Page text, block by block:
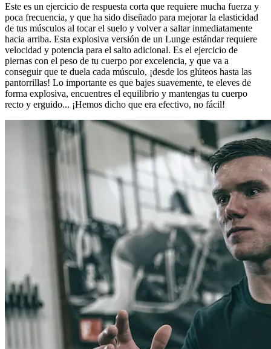
Este es un ejercicio de respuesta corta que requiere mucha fuerza y
poca frecuencia, y que ha sido diseñado para mejorar la elasticidad
de tus músculos al tocar el suelo y volver a saltar inmediatamente
hacia arriba. Esta explosiva versión de un Lunge estándar requiere
velocidad y potencia para el salto adicional. Es el ejercicio de
piernas con el peso de tu cuerpo por excelencia, y que va a
conseguir que te duela cada músculo, ¡desde los glúteos hasta las
pantorrillas! Lo importante es que bajes suavemente, te eleves de
forma explosiva, encuentres el equilibrio y mantengas tu cuerpo
recto y erguido... ¡Hemos dicho que era efectivo, no fácil!